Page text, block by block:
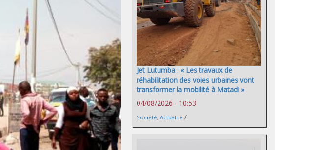
Jet Lutumba : « Les travaux de
réhabilitation des voies urbaines vont
transformer la mobilité à Matadi »
04/08/2026 - 10:53
Société, Actualité /